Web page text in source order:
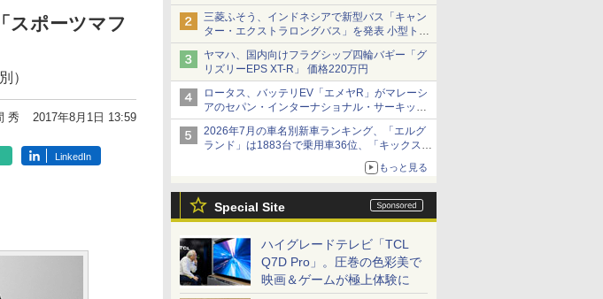
車の展示・試乗イベントを強化
三菱ふそう、インドネシアで新型バス「キャン
ター・エクストラロングバス」を発表 小型トラ
ックベースの観光・旅客輸送向けバス
ヤマハ、国内向けフラグシップ四輪バギー「グ
リズリーEPS XT-R」 価格220万円
ロータス、バッテリEV「エメヤR」がマレーシ
アのセパン・インターナショナル・サーキット
のBEV最速タイムを樹立
2026年7月の車名別新車ランキング、「エルグ
ランド」は1883台で乗用車36位、「キックス」
もっと見る
Special Site
ハイグレードテレビ「TCL
Q7D Pro」。圧巻の色彩美で
映画＆ゲームが極上体験に
スポーツマフ
）
秀 2017年8月1日 13:59
LinkedIn